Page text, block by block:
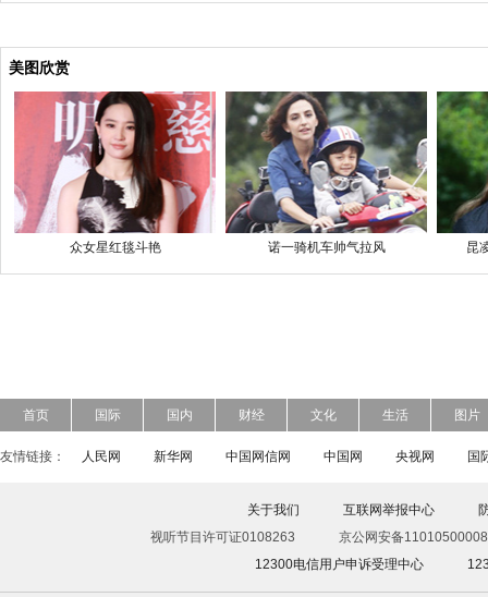
美图欣赏
众女星红毯斗艳 诺一骑机车帅气拉风 昆
首页 国际 国内 财经 文化 生活 图片
友情链接： 人民网 新华网 中国网信网 中国网 央视网 国
关于我们 互联网举报中心
视听节目许可证0108263
京公网安备
12300电信用户申诉受理中心